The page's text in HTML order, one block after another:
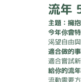
流年
主題：擁
今年你會
渴望自由
適合做的
適合嘗試
給你的流
流動需要